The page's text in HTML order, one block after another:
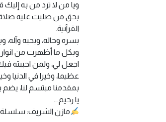
ويا من لا ترد من به
بحق من صليت عليه صلاة
القرآنية.
بسره وحاله، وبحبه
وبكل ما أظهرت من انوار
اجعل لي، ولمن احببته
عظيما، وخيرا في الدنيا
بمقدمنا مبتسم لنا، يضم
يا رحيم….
مازن الشريف: سلسلة